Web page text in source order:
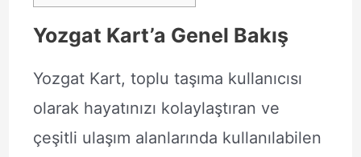
Yozgat Kart’a Genel Bakış
Yozgat Kart, toplu taşıma kullanıcısı
olarak hayatınızı kolaylaştıran ve
çeşitli ulaşım alanlarında kullanılabilen